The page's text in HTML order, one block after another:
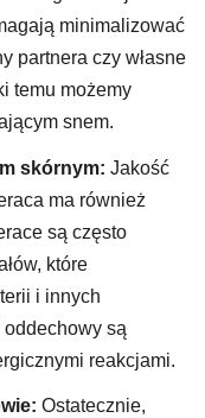
minimalizować
partnera czy własne
temu możemy
snem.
skórnym: Jakość
ma również
są często
które
i innych
oddechowy są
reakcjami.
Ostatecznie,